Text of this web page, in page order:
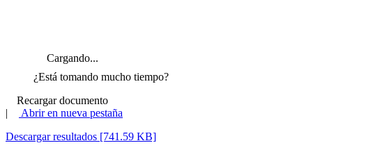
Cargando...
¿Está tomando mucho tiempo?
Recargar documento
|
Abrir en nueva pestaña
Descargar resultados [741.59 KB]